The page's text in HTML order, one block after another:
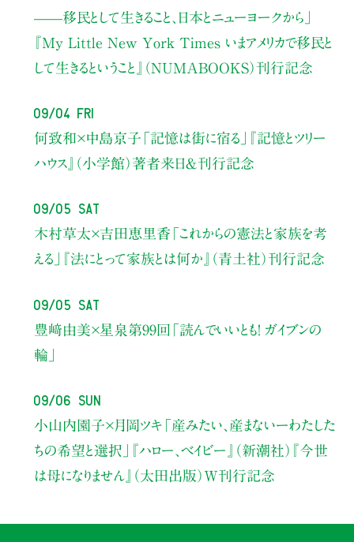
——移民として生きること、日本とニューヨークから」
『My Little New York Times いまアメリカで移民と
して生きるということ』（NUMABOOKS）刊行記念
09/04 Fri
何致和×中島京子 「記憶は街に宿る」
『記憶とツリー
ハウス』（小学館）著者来日＆刊行記念
09/05 Sat
木村草太×吉田恵里香 「これからの憲法と家族を考
える」
『法にとって家族とは何か』（青土社）刊行記念
09/05 Sat
豊﨑由美×星泉 第99回「読んでいいとも！ ガイブンの
輪」
09/06 Sun
小山内園子×月岡ツキ 「産みたい、産まないーわたした
ちの希望と選択」
『ハロー、ベイビー』（新潮社） 『今世
は母になりません』（太田出版）W刊行記念